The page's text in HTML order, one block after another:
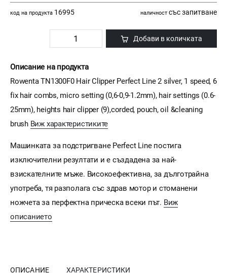
код на продукта 16995 наличност със запитване
Добави в количката
Описание на продукта
Rowenta TN1300F0 Hair Clipper Perfect Line 2 silver, 1 speed, 6
fix hair combs, micro setting (0,6-0,9-1.2mm), hair settings (0.6-
25mm), heights hair clipper (9),corded, pouch, oil &cleaning
brush Виж характеристиките
Машинката за подстригване Perfect Line постига
изключителни резултати и е създадена за най-
взискателните мъже. Високоефективна, за дълготрайна
употреба, тя разполага със здрав мотор и стоманени
ножчета за перфектна прическа всеки път. Виж
описанието
ОПИСАНИЕ ХАРАКТЕРИСТИКИ